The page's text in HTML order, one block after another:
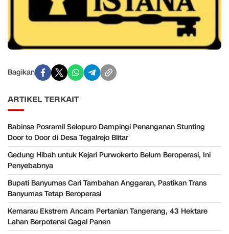
Bagikan
ARTIKEL TERKAIT
Babinsa Posramil Selopuro Dampingi Penanganan Stunting
Door to Door di Desa Tegalrejo Blitar
Gedung Hibah untuk Kejari Purwokerto Belum Beroperasi, Ini
Penyebabnya
Bupati Banyumas Cari Tambahan Anggaran, Pastikan Trans
Banyumas Tetap Beroperasi
Kemarau Ekstrem Ancam Pertanian Tangerang, 43 Hektare
Lahan Berpotensi Gagal Panen